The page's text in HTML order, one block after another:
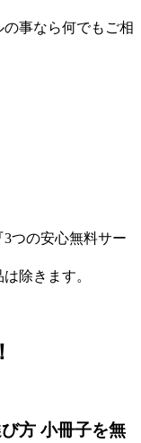
事なら何でもご相
つの安心無料サー
除きます。
方 小冊子を無